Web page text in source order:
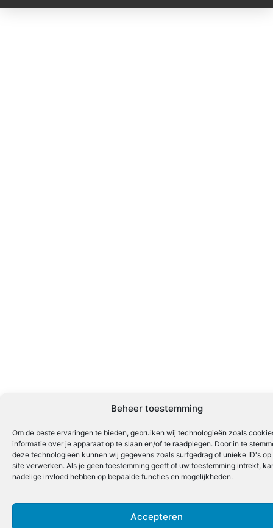
Beheer toestemming
Om de beste ervaringen te bieden, gebruiken wij technologieën zoals
informatie over je apparaat op te slaan en/of te raadplegen. Door in te
deze technologieën kunnen wij gegevens zoals surfgedrag of unieke ID's op
site verwerken. Als je geen toestemming geeft of uw toestemming intrekt,
nadelige invloed hebben op bepaalde functies en mogelijkheden.
Accepteren